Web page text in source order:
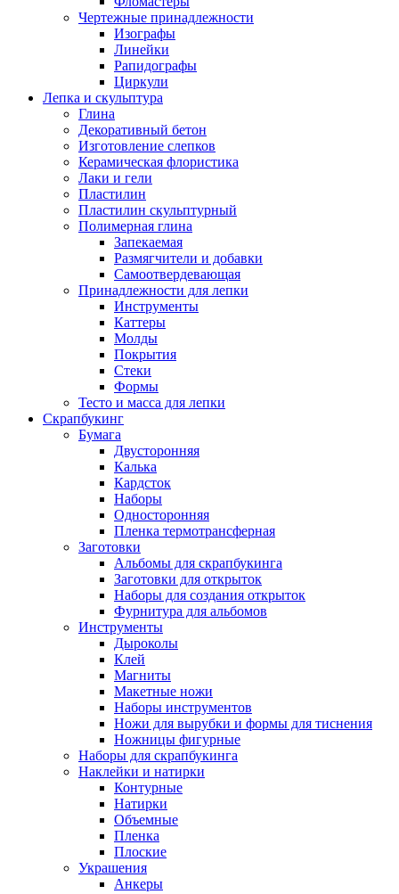
Чертежные принадлежности
Изографы
Линейки
Рапидографы
Циркули
Лепка и скульптура
Глина
Декоративный бетон
Изготовление слепков
Керамическая флористика
Лаки и гели
Пластилин
Пластилин скульптурный
Полимерная глина
Запекаемая
Размягчители и добавки
Самоотвердевающая
Принадлежности для лепки
Инструменты
Каттеры
Молды
Покрытия
Стеки
Формы
Тесто и масса для лепки
Скрапбукинг
Бумага
Двусторонняя
Калька
Кардсток
Наборы
Односторонняя
Пленка термотрансферная
Заготовки
Альбомы для скрапбукинга
Заготовки для открыток
Наборы для создания открыток
Фурнитура для альбомов
Инструменты
Дыроколы
Клей
Магниты
Макетные ножи
Наборы инструментов
Ножи для вырубки и формы для тиснения
Ножницы фигурные
Наборы для скрапбукинга
Наклейки и натирки
Контурные
Натирки
Объемные
Пленка
Плоские
Украшения
Анкеры